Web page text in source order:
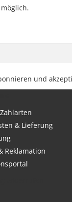
und
& Lieferung
Reklamation